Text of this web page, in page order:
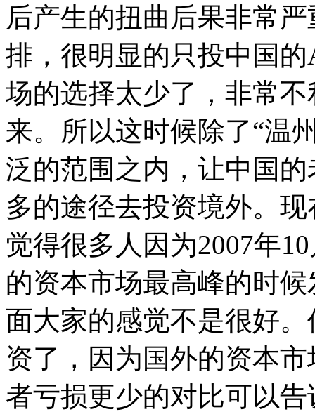
后产生的扭曲后果非常
排，很明显的只投中国
场的选择太少了，非常
来。所以这时候除了“温
泛的范围之内，让中国
多的途径去投资境外。
觉得很多人因为2007年
的资本市场最高峰的时
面大家的感觉不是很好
资了，因为国外的资本
者亏损更少的对比可以